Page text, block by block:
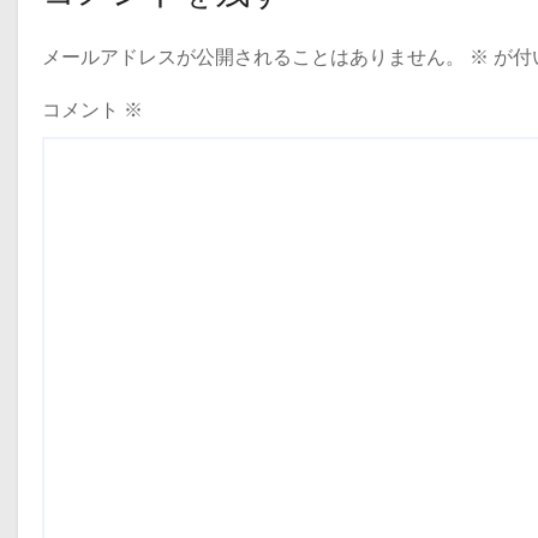
ー
シ
ョ
メールアドレスが公開されることはありません。 ※ が付
コメント ※